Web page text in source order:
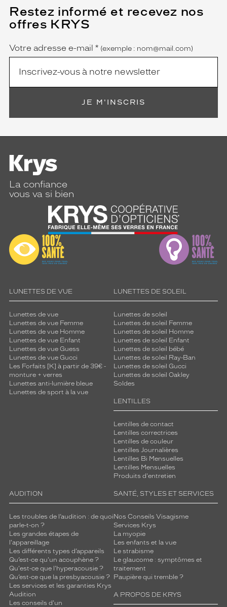
Restez informé et recevez nos
offres KRYS
Name
Votre adresse e-mail *
(Ce
champ
est
obligatoire)
(exemple : nom@mail.com)
JE M'INSCRIS
La confiance
vous va si bien
LUNETTES DE VUE
Lunettes de vue
Lunettes de vue Femme
Lunettes de vue Homme
Lunettes de vue Enfant
Lunettes de vue Guess
Lunettes de vue Gucci
Les Forfaits [K] à partir de 39€ -
monture + verres
Lunettes anti-lumière bleue
Lunettes de sport à la vue
LUNETTES DE SOLEIL
Lunettes de soleil
Lunettes de soleil Femme
Lunettes de soleil Homme
Lunettes de soleil Enfant
Lunettes de soleil bébé
Lunettes de soleil Ray-Ban
Lunettes de soleil Gucci
Lunettes de soleil Oakley
Soldes
LENTILLES
Lentilles de contact
Lentilles correctrices
Lentilles de couleur
Lentilles Journalières
Lentilles Bi Mensuelles
Lentilles Mensuelles
Produits d'entretien
AUDITION
Les troubles de l’audition : de quoi
parle-t-on ?
Les grandes étapes de
l'appareillage
Les différents types d’appareils
Qu’est-ce qu'un acouphène ?
Qu'est-ce que l'hyperacousie ?
Qu’est-ce que la presbyacousie ?
Les services et les garanties Krys
Audition
Les conseils d'un
SANTÉ, STYLES ET SERVICES
Nos Conseils Visagisme
Services Krys
La myopie
Les enfants et la vue
Le strabisme
Le glaucome : symptômes et
traitement
Paupière qui tremble ?
A PROPOS DE KRYS